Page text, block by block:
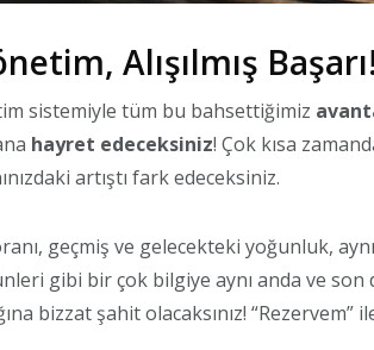
Alışılmış Başarı!
sistemiyle tüm bu bahsettiğimiz
hayret edeceksiniz! Çok kısa
artıştı fark edeceksiniz.
geçmiş ve gelecekteki yoğunluk,
gibi bir çok bilgiye aynı anda ve son
bizzat şahit olacaksınız!